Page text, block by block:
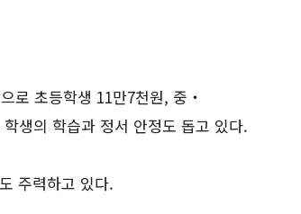
로 초등학생 11만7천원, 중‧
생의 학습과 정서 안정도 돕고 있다.
주력하고 있다.